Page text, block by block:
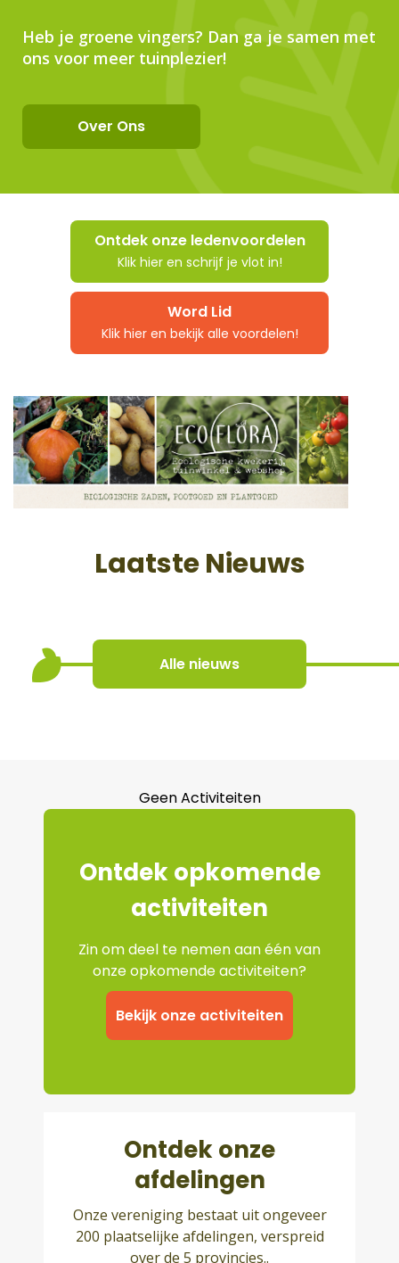
Heb je groene vingers? Dan ga je samen met
ons voor meer tuinplezier!
Over Ons
Ontdek onze ledenvoordelen
Klik hier en schrijf je vlot in!
Word Lid
Klik hier en bekijk alle voordelen!
Laatste Nieuws
Alle nieuws
Geen Activiteiten
Ontdek opkomende
activiteiten
Zin om deel te nemen aan één van
onze opkomende activiteiten?
Bekijk onze activiteiten
Ontdek onze
afdelingen
Onze vereniging bestaat uit ongeveer
200 plaatselijke afdelingen, verspreid
over de 5 provincies..